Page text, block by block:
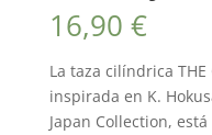
16,90 €
La taza cilíndrica THE
inspirada en K.
Japan Collection,